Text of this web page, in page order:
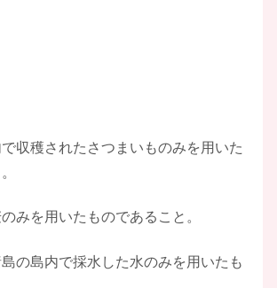
穫されたさつまいものみを用いた
を用いたものであること。
島内で採水した水のみを用いたも